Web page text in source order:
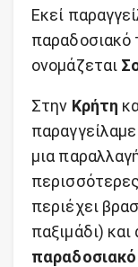
Εκεί
παραδοσιακό
ονομάζεται
Στην Κρήτη
μια
περιέχει
παξιμάδι)
παραδοσιακό